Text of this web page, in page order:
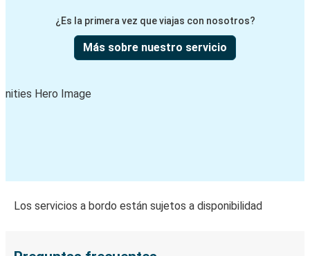
¿Es la primera vez que viajas con nosotros?
Más sobre nuestro servicio
Los servicios a bordo están sujetos a disponibilidad